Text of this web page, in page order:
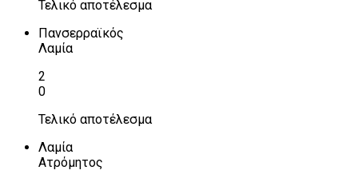
Τελικό αποτέλεσμα
Πανσερραϊκός
Λαμία
2
0
Τελικό αποτέλεσμα
Λαμία
Ατρόμητος